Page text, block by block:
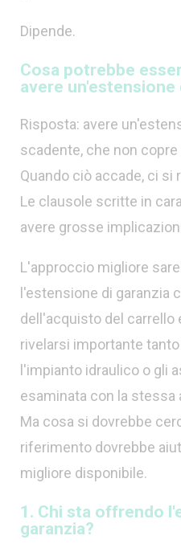
Dipende.
Cosa potrebbe
avere un'estensione
Risposta: avere
scadente, che non
Quando ciò accade, ci si
Le clausole scritte in
avere grosse
L'approccio migliore
l'estensione di garanzia
dell'acquisto del carrello
rivelarsi importante
l'impianto idraulico o gli
esaminata con la stessa
Ma cosa si dovrebbe
riferimento dovrebbe
migliore disponibile.
1. Chi sta offrendo
garanzia?